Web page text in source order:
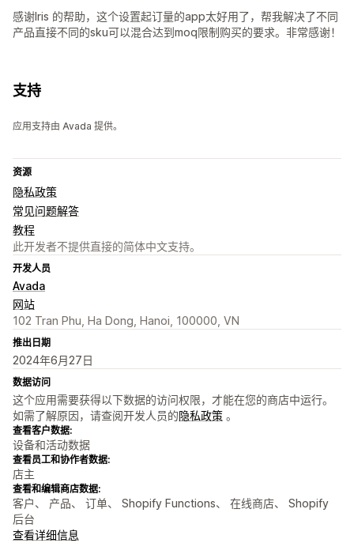
感谢Iris 的帮助，这个设置起订量的app太好用了，帮我解决了不同
产品直接不同的sku可以混合达到moq限制购买的要求。非常感谢！
支持
应用支持由 Avada 提供。
资源
隐私政策
常见问题解答
教程
此开发者不提供直接的简体中文支持。
开发人员
Avada
网站
102 Tran Phu, Ha Dong, Hanoi, 100000, VN
推出日期
2024年6月27日
数据访问
这个应用需要获得以下数据的访问权限，才能在您的商店中运行。
如需了解原因，请查阅开发人员的隐私政策 。
查看客户数据:
设备和活动数据
查看员工和协作者数据:
店主
查看和编辑商店数据:
客户、 产品、 订单、 Shopify Functions、 在线商店、 Shopify
后台
查看详细信息